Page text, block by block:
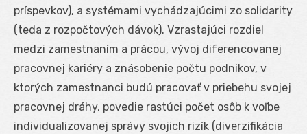
príspevkov), a systémami vychádzajúcimi zo solidarity
(teda z rozpočtových dávok). Vzrastajúci rozdiel
medzi zamestnaním a prácou, vývoj diferencovanej
pracovnej kariéry a znásobenie počtu podnikov, v
ktorých zamestnanci budú pracovať v priebehu svojej
pracovnej dráhy, povedie rastúci počet osôb k voľbe
individualizovanej správy svojich rizík (diverzifikácia